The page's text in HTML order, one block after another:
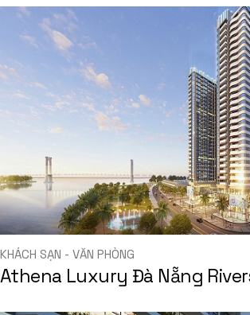
KHÁCH SẠN - VĂN PHÒNG
Athena Luxury Đà Nẵng